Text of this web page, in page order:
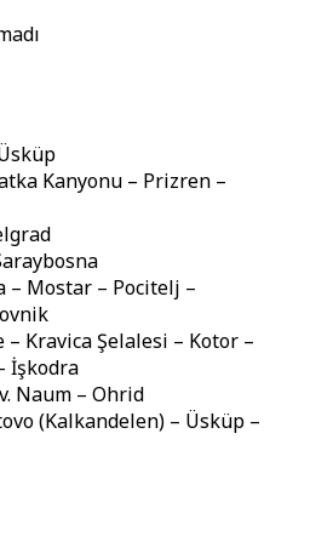
Kanyonu – Prizren –
– Mostar – Pocitelj –
Kravica Şelalesi – Kotor –
İşkodra
Naum – Ohrid
(Kalkandelen) – Üsküp –